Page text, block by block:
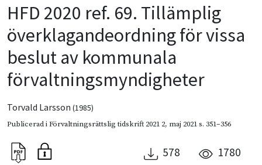
HFD 2020 ref. 69. Tillämplig
överklagandeordning för vissa
beslut av kommunala
förvaltningsmyndigheter
Torvald Larsson (1985)
Publicerad iFörvaltningsrättslig tidskrift 2021 2, maj 2021s. 351–356
578 1780